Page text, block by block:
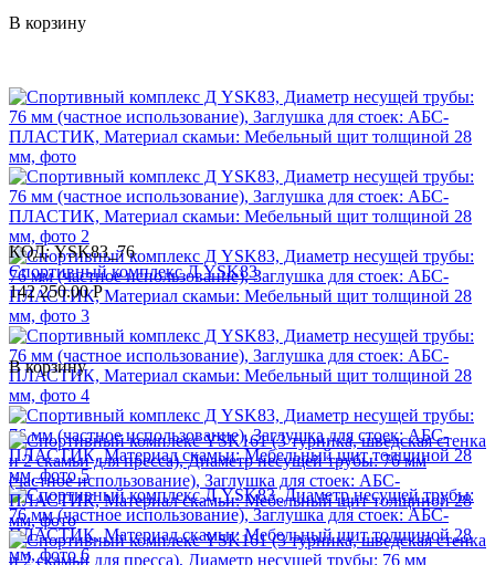
В корзину
КОД: YSK83_76
Спортивный комплекс Д YSK83
142 250.00 Р
В корзину